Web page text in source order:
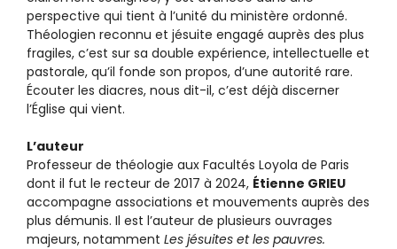
perspective qui tient à l’unité du ministère ordonné.
Théologien reconnu et jésuite engagé auprès des plus
fragiles, c’est sur sa double expérience, intellectuelle et
pastorale, qu’il fonde son propos, d’une autorité rare.
Écouter les diacres, nous dit-il, c’est déjà discerner
l’Église qui vient.
L’auteur
Professeur de théologie aux Facultés Loyola de Paris
dont il fut le recteur de 2017 à 2024, Étienne GRIEU
accompagne associations et mouvements auprès des
plus démunis. Il est l’auteur de plusieurs ouvrages
majeurs, notamment Les jésuites et les pauvres.